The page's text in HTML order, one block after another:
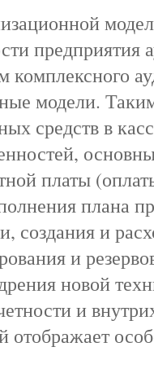
предприятия
модели.
средств в
платы
плана
создания и
и
новой
и
отображает